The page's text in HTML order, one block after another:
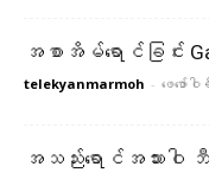
အစာအိမ်ရောင်ခြင်း
telekyanmarmoh - ဖေ‌ဖော်ဝ
အသည်းရောင်အသားဝါ